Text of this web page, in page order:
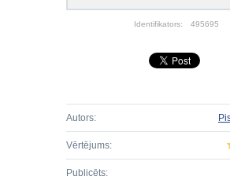
Identifikators: 495695
Autors:
Vērtējums:
Publicēts: